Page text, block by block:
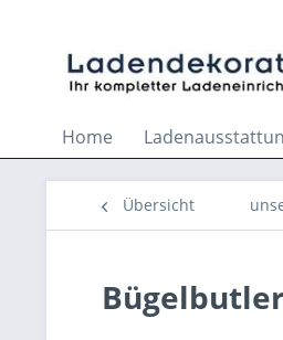
Home
Übersicht